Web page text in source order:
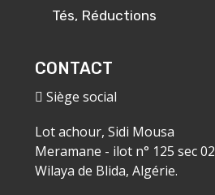
Tés, Réductions
CONTACT
Siège social
Lot achour, Sidi Mousa
Meramane - ilot n° 125 sec 02
Wilaya de Blida, Algérie.